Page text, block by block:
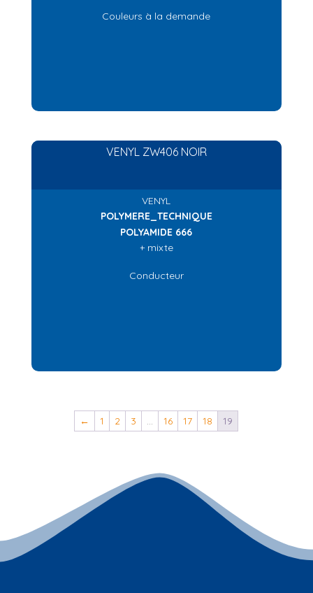
Couleurs à la demande
VENYL ZW406 NOIR
VENYL
POLYMERE_TECHNIQUE
POLYAMIDE 666
+ mixte
Conducteur
← 1 2 3 … 16 17 18 19